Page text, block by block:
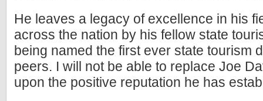
He leaves a legacy of excellence in his
across the nation by his fellow state
being named the first ever state tourism
peers. I will not be able to replace Joe
upon the positive reputation he has